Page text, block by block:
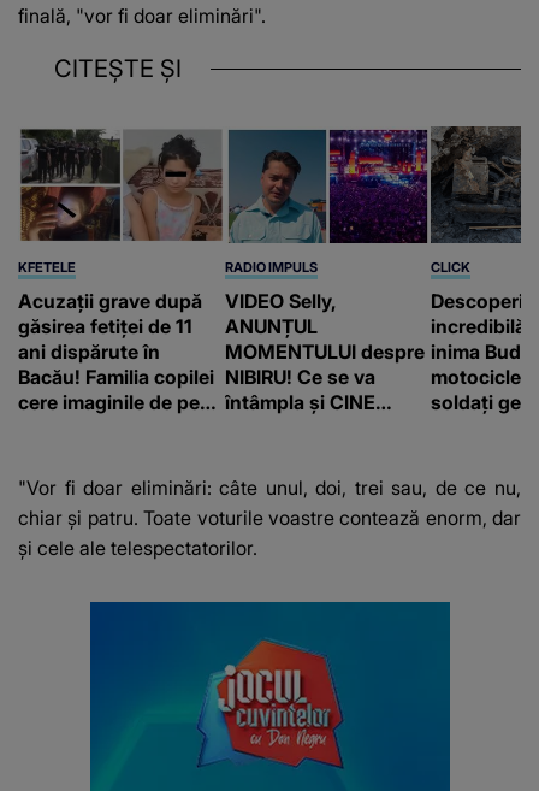
finală, "vor fi doar eliminări".
CITEȘTE ȘI
KFETELE
Acuzații grave după
găsirea fetiței de 11
ani dispărute în
Bacău! Familia copilei
cere imaginile de pe
a mai dus sora mea...”
RADIO IMPULS
VIDEO Selly,
ANUNȚUL
MOMENTULUI despre
NIBIRU! Ce se va
întâmpla și CINE
e ciudă că..."
CLICK
incredibilă
inima
soldați
"Vor fi doar eliminări: câte unul, doi, trei sau, de ce nu,
chiar și patru. Toate voturile voastre contează enorm, dar
și cele ale telespectatorilor.